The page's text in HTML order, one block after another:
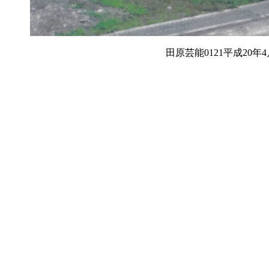
田原芸能0121平成20年